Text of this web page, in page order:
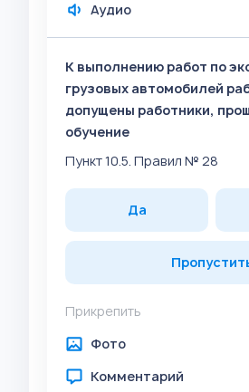
Аудио
К выполнению работ по
грузовых автомобилей
допущены работники,
обучение
Пункт 10.5. Правил № 28
Да
Прикрепить
Фото
Комментарий